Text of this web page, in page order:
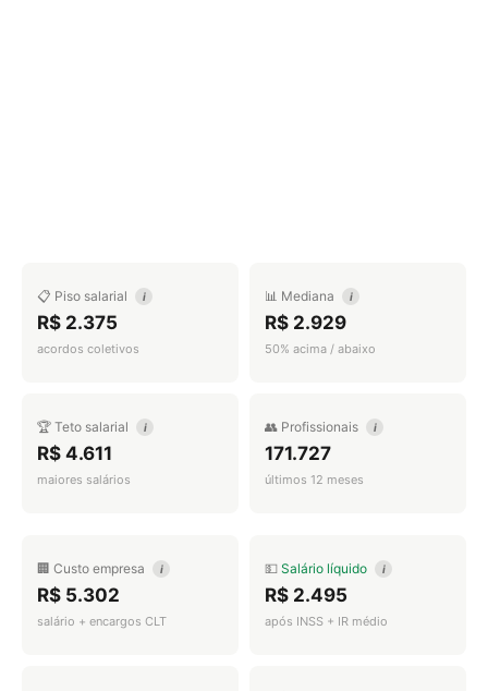
📋 Piso salarial i
R$ 2.375
acordos coletivos
📊 Mediana i
R$ 2.929
50% acima / abaixo
🏆 Teto salarial i
R$ 4.611
maiores salários
👥 Profissionais i
171.727
últimos 12 meses
🏢 Custo empresa i
R$ 5.302
salário + encargos CLT
💵 Salário líquido i
R$ 2.495
após INSS + IR médio